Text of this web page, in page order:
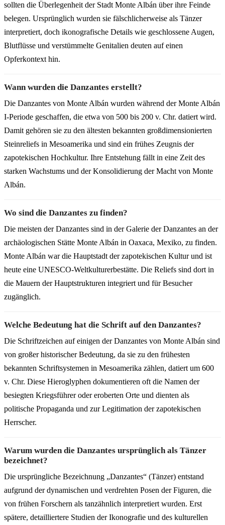
sollten die Überlegenheit der Stadt Monte Albán über ihre Feinde
belegen. Ursprünglich wurden sie fälschlicherweise als Tänzer
interpretiert, doch ikonografische Details wie geschlossene Augen,
Blutflüsse und verstümmelte Genitalien deuten auf einen
Opferkontext hin.
Wann wurden die Danzantes erstellt?
Die Danzantes von Monte Albán wurden während der Monte Albán
I-Periode geschaffen, die etwa von 500 bis 200 v. Chr. datiert wird.
Damit gehören sie zu den ältesten bekannten großdimensionierten
Steinreliefs in Mesoamerika und sind ein frühes Zeugnis der
zapotekischen Hochkultur. Ihre Entstehung fällt in eine Zeit des
starken Wachstums und der Konsolidierung der Macht von Monte
Albán.
Wo sind die Danzantes zu finden?
Die meisten der Danzantes sind in der Galerie der Danzantes an der
archäologischen Stätte Monte Albán in Oaxaca, Mexiko, zu finden.
Monte Albán war die Hauptstadt der zapotekischen Kultur und ist
heute eine UNESCO-Weltkulturerbestätte. Die Reliefs sind dort in
die Mauern der Hauptstrukturen integriert und für Besucher
zugänglich.
Welche Bedeutung hat die Schrift auf den Danzantes?
Die Schriftzeichen auf einigen der Danzantes von Monte Albán sind
von großer historischer Bedeutung, da sie zu den frühesten
bekannten Schriftsystemen in Mesoamerika zählen, datiert um 600
v. Chr. Diese Hieroglyphen dokumentieren oft die Namen der
besiegten Kriegsführer oder eroberten Orte und dienten als
politische Propaganda und zur Legitimation der zapotekischen
Herrscher.
Warum wurden die Danzantes ursprünglich als Tänzer
bezeichnet?
Die ursprüngliche Bezeichnung „Danzantes“ (Tänzer) entstand
aufgrund der dynamischen und verdrehten Posen der Figuren, die
von frühen Forschern als tanzähnlich interpretiert wurden. Erst
spätere, detailliertere Studien der Ikonografie und des kulturellen